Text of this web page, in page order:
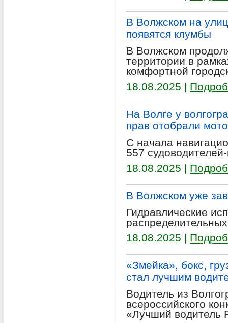
В Волжском на
появятся клумбы
В Волжском
территории в
комфортной
18.08.2025 |
На Волге у
прав отобрали
С начала
557
18.08.2025 |
В Волжском уже
Гидравлические
18.08.2025 |
«Змейка», бокс,
стал лучшим
Водитель из
всероссийского
«Лучший водитель